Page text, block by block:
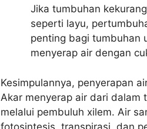
Jika tumbuhan
seperti layu,
penting bagi tumbuhan
menyerap air dengan
Kesimpulannya, penyerapan
Akar menyerap air dari dalam
melalui pembuluh xilem. Air
fotosintesis, transpirasi, dan